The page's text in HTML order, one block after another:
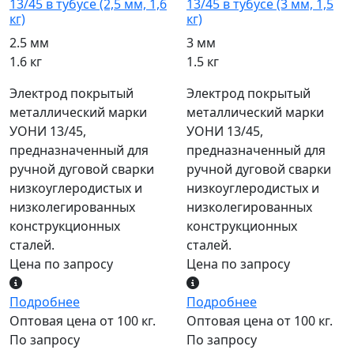
13/45 в тубусе (2,5 мм, 1,6
кг)
2.5 мм
1.6 кг
Электрод покрытый
металлический марки
УОНИ 13/45,
предназначенный для
ручной дуговой сварки
низкоуглеродистых и
низколегированных
конструкционных
сталей.
Цена по запросу
Подробнее
Оптовая цена от 100 кг.
По запросу
13/45 в тубусе (3 мм, 1,5
кг)
3 мм
1.5 кг
Электрод покрытый
металлический марки
УОНИ 13/45,
предназначенный для
ручной дуговой сварки
низкоуглеродистых и
низколегированных
конструкционных
сталей.
Цена по запросу
Подробнее
Оптовая цена от 100 кг.
По запросу